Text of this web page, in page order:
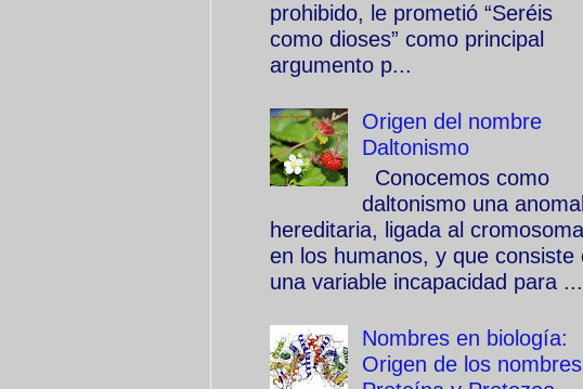
prohibido, le prometió “Seréis
como dioses” como principal
argumento p...
Origen del nombre
Daltonismo
Conocemos como
daltonismo una
hereditaria, ligada al
en los humanos, y que consiste
una variable incapacidad para ...
Nombres en biología:
Origen de los nombres